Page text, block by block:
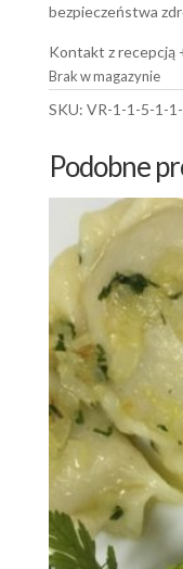
bezpieczeństwa
Kontakt z recepcją
Brak w magazynie
SKU: VR-1-1-5-1-
Podobne